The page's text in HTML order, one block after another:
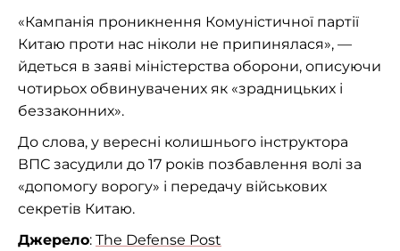
«Кампанія проникнення Комуністичної партії
Китаю проти нас ніколи не припинялася», —
йдеться в заяві міністерства оборони, описуючи
чотирьох обвинувачених як «зрадницьких і
беззаконних».
До слова, у вересні колишнього інструктора
ВПС засудили до 17 років позбавлення волі за
«допомогу ворогу» і передачу військових
секретів Китаю.
Джерело: The Defense Post